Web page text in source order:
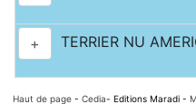
+ TERRIER NU
Haut de page - Cedia- Editions Maradi -